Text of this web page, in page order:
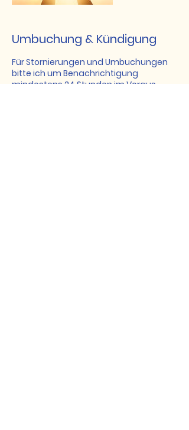
Umbuchung & Kündigung
Für Stornierungen und Umbuchungen
bitte ich um Benachrichtigung
mindestens 24 Stunden im Voraus.